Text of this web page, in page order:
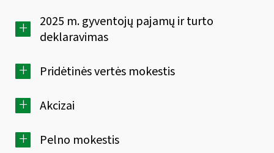
+
2025 m. gyventojų pajamų ir turto
deklaravimas
+ Pridėtinės vertės mokestis
+ Akcizai
+ Pelno mokestis